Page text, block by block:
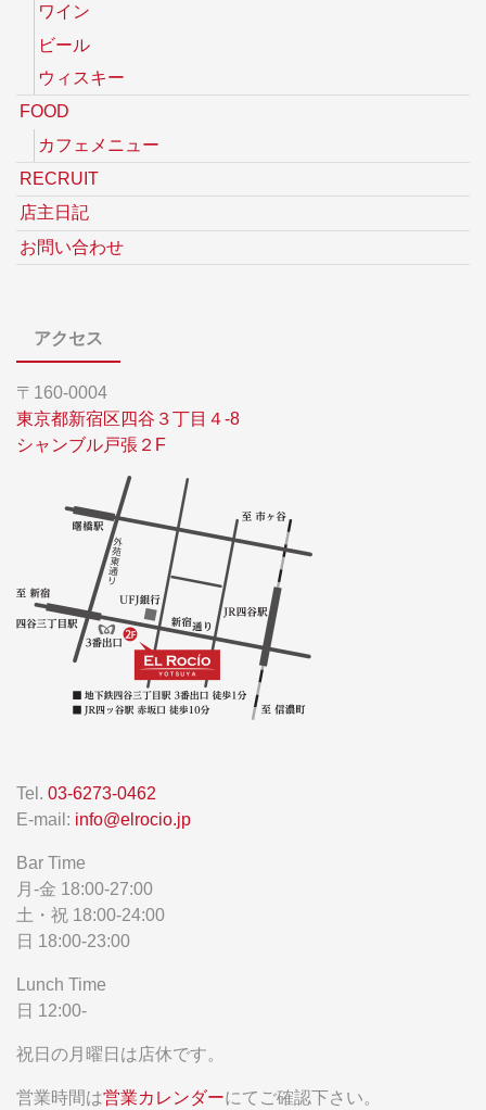
ワイン
ビール
ウィスキー
FOOD
カフェメニュー
RECRUIT
店主日記
お問い合わせ
アクセス
〒160-0004
東京都新宿区四谷３丁目４-8
シャンブル戸張２F
Tel. 03-6273-0462
E-mail: info@elrocio.jp
Bar Time
月-金 18:00-27:00
土・祝 18:00-24:00
日 18:00-23:00
Lunch Time
日 12:00-
祝日の月曜日は店休です。
営業時間は営業カレンダーにてご確認下さい。